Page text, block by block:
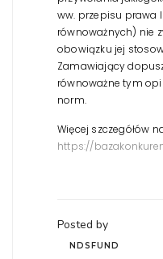
ww. przepisu prawa
równoważnych) nie
obowiązku jej
Zamawiający
równoważne tym
norm.
Więcej szczegółów
https://
Posted by
NDSFUND